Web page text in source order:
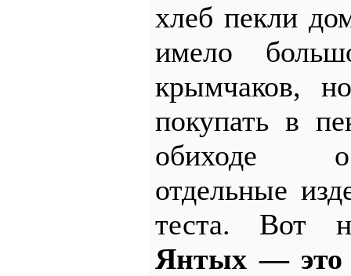
хлеб пекли
имело
крымчаков,
покупать в
обиходе
отдельные
теста. Вот
Янтых — это